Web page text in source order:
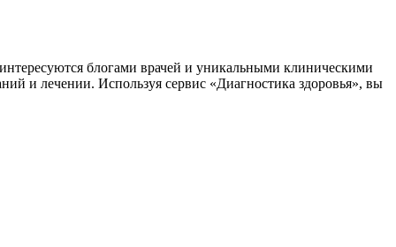
блогами врачей и уникальными клиническими
и лечении. Используя сервис «Диагностика здоровья», вы